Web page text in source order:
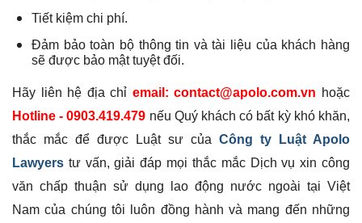
Tiết kiệm chi phí.
Đảm bảo toàn bộ thông tin và tài liệu của khách hàng
sẽ được bảo mật tuyệt đối.
Hãy liên hệ địa chỉ email: contact@apolo.com.vn hoặc
Hotline - 0903.419.479 nếu Quý khách có bất kỳ khó khăn,
thắc mắc để được Luật sư của Công ty Luật Apolo
Lawyers tư vấn, giải đáp mọi thắc mắc Dịch vụ xin công
văn chấp thuận sử dụng lao động nước ngoài tại Việt
Nam của chúng tôi luôn đồng hành và mang đến những